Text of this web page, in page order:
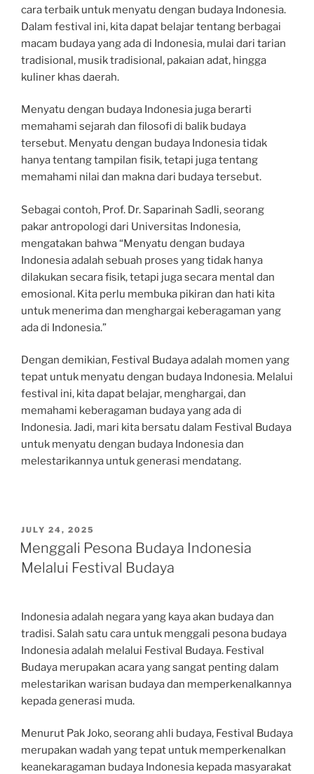
cara terbaik untuk menyatu dengan budaya Indonesia.
Dalam festival ini, kita dapat belajar tentang berbagai
macam budaya yang ada di Indonesia, mulai dari tarian
tradisional, musik tradisional, pakaian adat, hingga
kuliner khas daerah.
Menyatu dengan budaya Indonesia juga berarti
memahami sejarah dan filosofi di balik budaya
tersebut. Menyatu dengan budaya Indonesia tidak
hanya tentang tampilan fisik, tetapi juga tentang
memahami nilai dan makna dari budaya tersebut.
Sebagai contoh, Prof. Dr. Saparinah Sadli, seorang
pakar antropologi dari Universitas Indonesia,
mengatakan bahwa “Menyatu dengan budaya
Indonesia adalah sebuah proses yang tidak hanya
dilakukan secara fisik, tetapi juga secara mental dan
emosional. Kita perlu membuka pikiran dan hati kita
untuk menerima dan menghargai keberagaman yang
ada di Indonesia.”
Dengan demikian, Festival Budaya adalah momen yang
tepat untuk menyatu dengan budaya Indonesia. Melalui
festival ini, kita dapat belajar, menghargai, dan
memahami keberagaman budaya yang ada di
Indonesia. Jadi, mari kita bersatu dalam Festival Budaya
untuk menyatu dengan budaya Indonesia dan
melestarikannya untuk generasi mendatang.
POSTED
ON
JULY 24, 2025
Menggali Pesona Budaya Indonesia
Melalui Festival Budaya
Indonesia adalah negara yang kaya akan budaya dan
tradisi. Salah satu cara untuk menggali pesona budaya
Indonesia adalah melalui Festival Budaya. Festival
Budaya merupakan acara yang sangat penting dalam
melestarikan warisan budaya dan memperkenalkannya
kepada generasi muda.
Menurut Pak Joko, seorang ahli budaya, Festival Budaya
merupakan wadah yang tepat untuk memperkenalkan
keanekaragaman budaya Indonesia kepada masyarakat